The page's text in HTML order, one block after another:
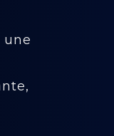
une